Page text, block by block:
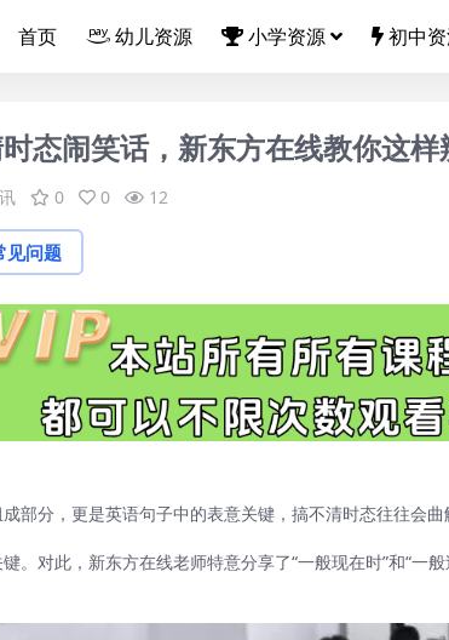
首页 幼儿资源 小学资源 初中
态闹笑话，新东方在线教你这
0 0 12
见问题
部分，更是英语句子中的表意关键，搞不清时态往往会
。对此，新东方在线老师特意分享了“一般现在时”和“一